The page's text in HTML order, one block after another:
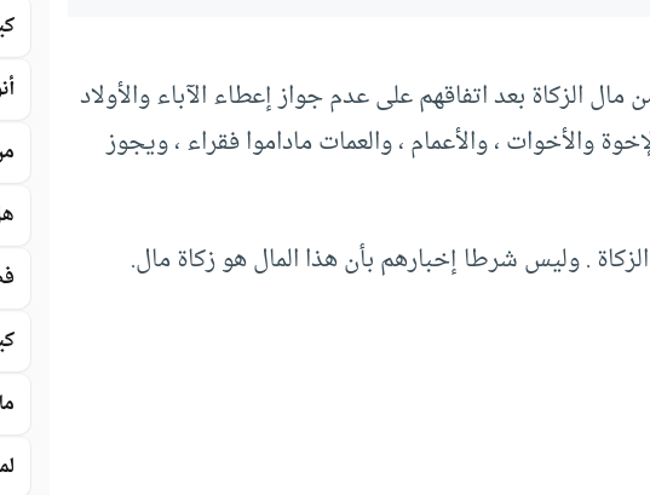
الزكاة بعد اتفاقهم على عدم جواز إعطاء الآباء والأولاد
والأخوات ، والأعمام ، والعمات ماداموا فقراء ، ويجوز
. وليس شرطا إخبارهم بأن هذا المال هو زكاة مال.